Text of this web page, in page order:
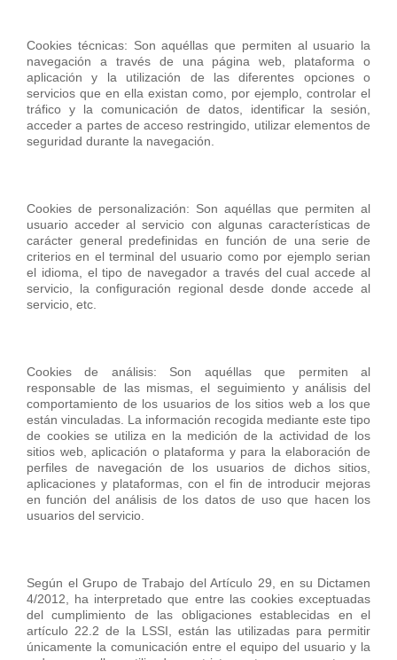
Cookies técnicas: Son aquéllas que permiten al usuario la
navegación a través de una página web, plataforma o
aplicación y la utilización de las diferentes opciones o
servicios que en ella existan como, por ejemplo, controlar el
tráfico y la comunicación de datos, identificar la sesión,
acceder a partes de acceso restringido, utilizar elementos de
seguridad durante la navegación.
Cookies de personalización: Son aquéllas que permiten al
usuario acceder al servicio con algunas características de
carácter general predefinidas en función de una serie de
criterios en el terminal del usuario como por ejemplo serian
el idioma, el tipo de navegador a través del cual accede al
servicio, la configuración regional desde donde accede al
servicio, etc.
Cookies de análisis: Son aquéllas que permiten al
responsable de las mismas, el seguimiento y análisis del
comportamiento de los usuarios de los sitios web a los que
están vinculadas. La información recogida mediante este tipo
de cookies se utiliza en la medición de la actividad de los
sitios web, aplicación o plataforma y para la elaboración de
perfiles de navegación de los usuarios de dichos sitios,
aplicaciones y plataformas, con el fin de introducir mejoras
en función del análisis de los datos de uso que hacen los
usuarios del servicio.
Según el Grupo de Trabajo del Artículo 29, en su Dictamen
4/2012, ha interpretado que entre las cookies exceptuadas
del cumplimiento de las obligaciones establecidas en el
artículo 22.2 de la LSSI, están las utilizadas para permitir
únicamente la comunicación entre el equipo del usuario y la